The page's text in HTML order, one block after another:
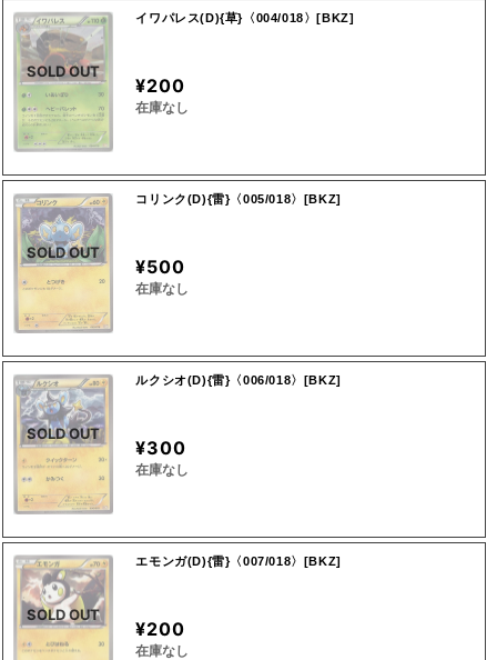
SOLD OUT
イワパレス(D){草}〈004/018〉[BKZ]
¥200
在庫なし
SOLD OUT
コリンク(D){雷}〈005/018〉[BKZ]
¥500
在庫なし
SOLD OUT
ルクシオ(D){雷}〈006/018〉[BKZ]
¥300
在庫なし
SOLD OUT
エモンガ(D){雷}〈007/018〉[BKZ]
¥200
在庫なし